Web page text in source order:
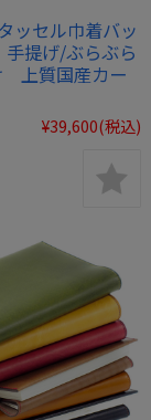
ッセル巾着バッ
提げ/ぶらぶら
上質国産カー
¥39,600(税込)